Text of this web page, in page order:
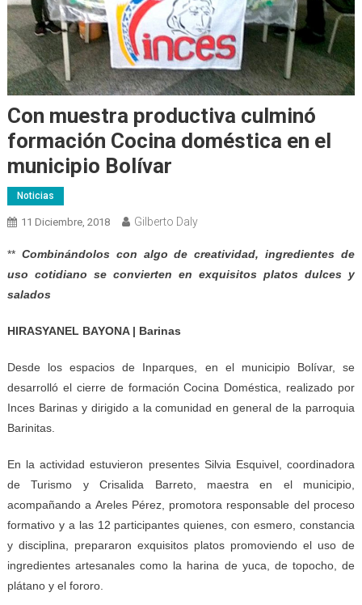
Con muestra productiva culminó
formación Cocina doméstica en el
municipio Bolívar
Noticias
11 Diciembre, 2018 Gilberto Daly
** Combinándolos con algo de creatividad, ingredientes de
uso cotidiano se convierten en exquisitos platos dulces y
salados
HIRASYANEL BAYONA | Barinas
Desde los espacios de Inparques, en el municipio Bolívar, se
desarrolló el cierre de formación Cocina Doméstica, realizado por
Inces Barinas y dirigido a la comunidad en general de la parroquia
Barinitas.
En la actividad estuvieron presentes Silvia Esquivel, coordinadora
de Turismo y Crisalida Barreto, maestra en el municipio,
acompañando a Areles Pérez, promotora responsable del proceso
formativo y a las 12 participantes quienes, con esmero, constancia
y disciplina, prepararon exquisitos platos promoviendo el uso de
ingredientes artesanales como la harina de yuca, de topocho, de
plátano y el fororo.